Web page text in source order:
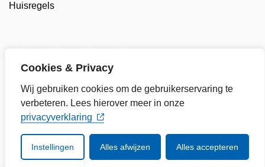
Cookies & Privacy
Wij gebruiken cookies om de gebruikerservaring te
verbeteren. Lees hierover meer in onze
privacyverklaring
Instellingen Alles afwijzen Alles accepteren
Huisregels